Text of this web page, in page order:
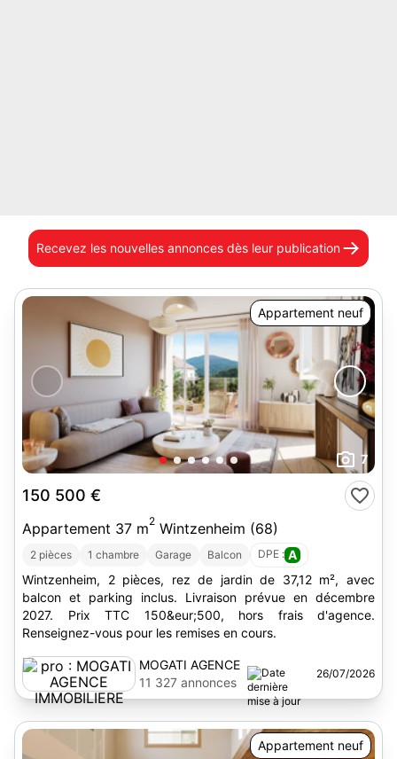
Recevez les nouvelles annonces dès leur publication
Appartement neuf
7
150 500 €
Appartement 37 m2 Wintzenheim (68)
2 pièces 1 chambre Garage Balcon DPE : A
Wintzenheim, 2 pièces, rez de jardin de 37,12 m², avec
balcon et parking inclus. Livraison prévue en décembre
2027. Prix TTC 150&eur;500, hors frais d'agence.
Renseignez-vous pour les remises en cours.
MOGATI AGENCE
IMMOBILIERE
11 327 annonces
26/07/2026
Appartement neuf